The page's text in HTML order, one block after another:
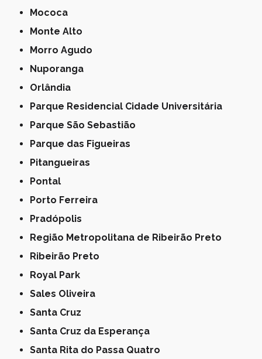
Mococa
Monte Alto
Morro Agudo
Nuporanga
Orlândia
Parque Residencial Cidade Universitária
Parque São Sebastião
Parque das Figueiras
Pitangueiras
Pontal
Porto Ferreira
Pradópolis
Região Metropolitana de Ribeirão Preto
Ribeirão Preto
Royal Park
Sales Oliveira
Santa Cruz
Santa Cruz da Esperança
Santa Rita do Passa Quatro